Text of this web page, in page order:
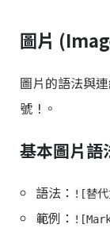
圖片
圖片的語法與
號 ! 。
基本圖片語
語法： ![替代
範例：